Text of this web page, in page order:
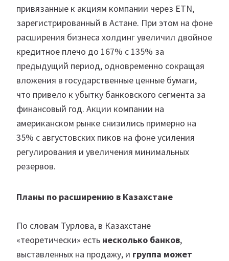
привязанные к акциям компании через ETN,
зарегистрированный в Астане. При этом на фоне
расширения бизнеса холдинг увеличил двойное
кредитное плечо до 167% с 135% за
предыдущий период, одновременно сокращая
вложения в государственные ценные бумаги,
что привело к убытку банковского сегмента за
финансовый год. Акции компании на
американском рынке снизились примерно на
35% с августовских пиков на фоне усиления
регулирования и увеличения минимальных
резервов.
Планы по расширению в Казахстане
По словам Турлова, в Казахстане
«теоретически» есть несколько банков,
выставленных на продажу, и группа может